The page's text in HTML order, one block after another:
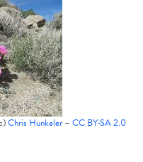
Chris Hunkeler– CC BY-SA 2.0